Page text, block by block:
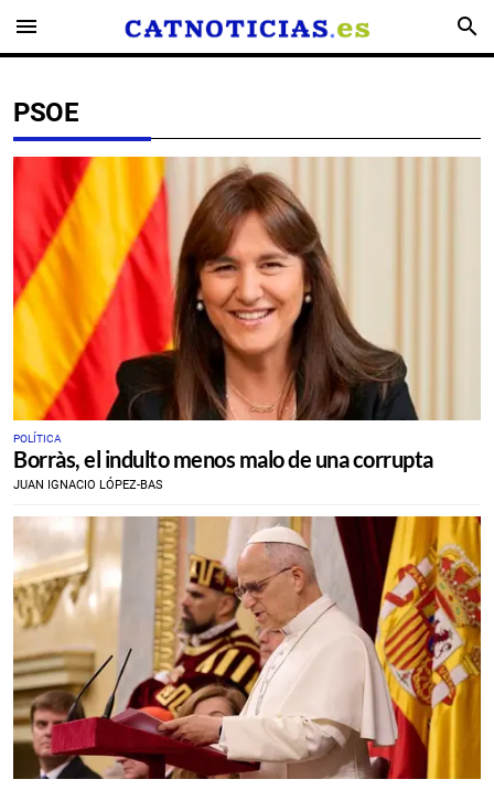
menu search
PSOE
POLÍTICA
Borràs, el indulto menos malo de una corrupta
JUAN IGNACIO LÓPEZ-BAS